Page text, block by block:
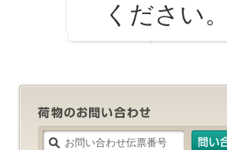
ください。